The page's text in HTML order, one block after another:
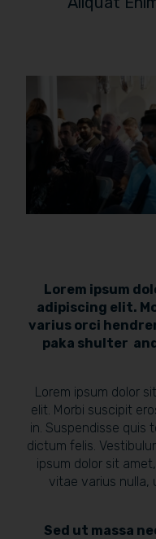
Lorem ipsum
adipiscing elit.
varius orci
paka shulter
Lorem ipsum dolor
elit. Morbi suscipit
in. Suspendisse quis
dictum felis.
ipsum dolor sit
vitae varius nulla,
Sed ut massa